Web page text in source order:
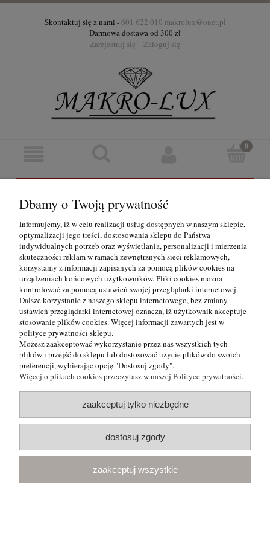
Skontaktuj się z nami -601 622 010 makrolux@onet.pl
Darmowa dostawa od 300 zł
Zarejestruj się
Zaloguj się
Informacje
Pomoc
Moje konto
Płatności i dostawa
O nas
MAKRO-LUX|ul. Ogrodowa 12|83-021 Rokitnica|TEL:601 622
010|MAIL:makrolux@onet.pl|NIP:5830017564
pokaż pełną wersję strony
Sklep internetowy Shoper.pl
Dbamy o Twoją prywatność
Informujemy, iż w celu realizacji usług dostępnych w naszym sklepie,
optymalizacji jego treści, dostosowania sklepu do Państwa
indywidualnych potrzeb oraz wyświetlania, personalizacji i mierzenia
skuteczności reklam w ramach zewnętrznych sieci reklamowych,
korzystamy z informacji zapisanych za pomocą plików cookies na
urządzeniach końcowych użytkowników. Pliki cookies można
kontrolować za pomocą ustawień swojej przeglądarki internetowej.
Dalsze korzystanie z naszego sklepu internetowego, bez zmiany
ustawień przeglądarki internetowej oznacza, iż użytkownik akceptuje
stosowanie plików cookies. Więcej informacji zawartych jest w
polityce prywatności sklepu.
Możesz zaakceptować wykorzystanie przez nas wszystkich tych
plików i przejść do sklepu lub dostosować użycie plików do swoich
preferencji, wybierając opcję "Dostosuj zgody".
Więcej o plikach cookies przeczytasz w naszej Polityce prywatności.
zaakceptuj tylko niezbędne
dostosuj zgody
zaakceptuj wszystkie